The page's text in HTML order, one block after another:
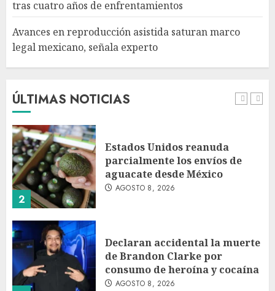
tras cuatro años de enfrentamientos
Avances en reproducción asistida saturan marco
legal mexicano, señala experto
ÚLTIMAS NOTICIAS
5
1
EE. UU. reconoce apoyo de
AGOSTO 8, 2026
2
Estados Unidos reanuda
parcialmente los envíos de
aguacate desde México
AGOSTO 8, 2026
Declaran accidental la muerte
de Brandon Clarke por
consumo de heroína y cocaína
AGOSTO 8, 2026